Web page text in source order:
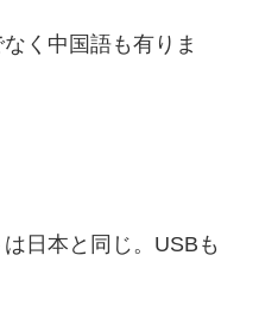
く中国語も有りま
日本と同じ。USBも